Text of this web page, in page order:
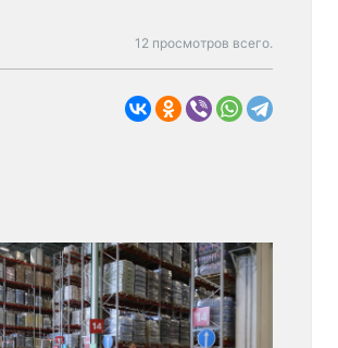
12 просмотров всего.